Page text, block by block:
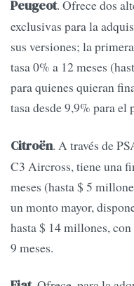
Peugeot. Ofrece dos
exclusivas para la
sus versiones; la
tasa 0% a 12 meses
para quienes quieran
tasa desde 9,9% para el
Citroën. A través de
C3 Aircross, tiene una
meses (hasta $ 5
un monto mayor,
hasta $ 14 millones,
9 meses.